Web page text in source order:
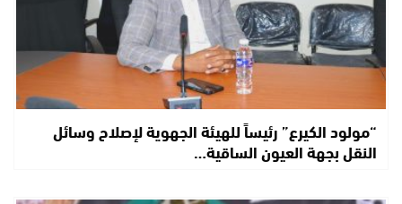
“مولود الكيرع” رئيساً للهيئة الجهوية لإصلاح وسائل
النقل بجهة العيون الساقية…